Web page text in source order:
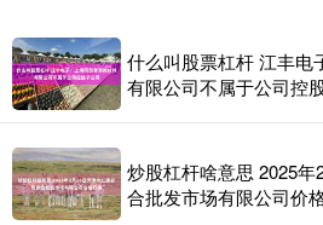
什么叫股票杠杆 江丰电
有限公司不属于公司控
炒股杠杆啥意思 2025
合批发市场有限公司价